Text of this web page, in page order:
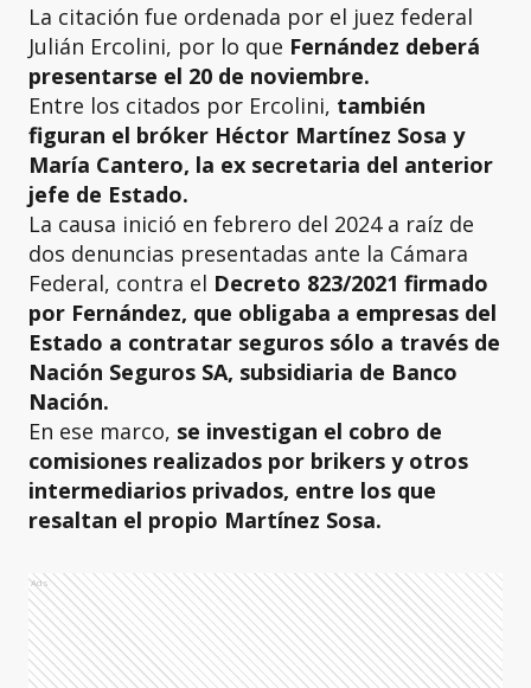
La citación fue ordenada por el juez federal
Julián Ercolini, por lo que Fernández deberá
presentarse el 20 de noviembre.
Entre los citados por Ercolini, también
figuran el bróker Héctor Martínez Sosa y
María Cantero, la ex secretaria del anterior
jefe de Estado.
La causa inició en febrero del 2024 a raíz de
dos denuncias presentadas ante la Cámara
Federal, contra el Decreto 823/2021 firmado
por Fernández, que obligaba a empresas del
Estado a contratar seguros sólo a través de
Nación Seguros SA, subsidiaria de Banco
Nación.
En ese marco, se investigan el cobro de
comisiones realizados por brikers y otros
intermediarios privados, entre los que
resaltan el propio Martínez Sosa.
Ads